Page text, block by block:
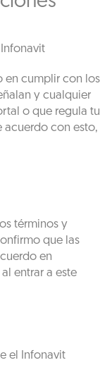
en cumplir con los
y cualquier
o que regula tu
acuerdo con esto,
términos y
que las
en
entrar a este
el Infonavit